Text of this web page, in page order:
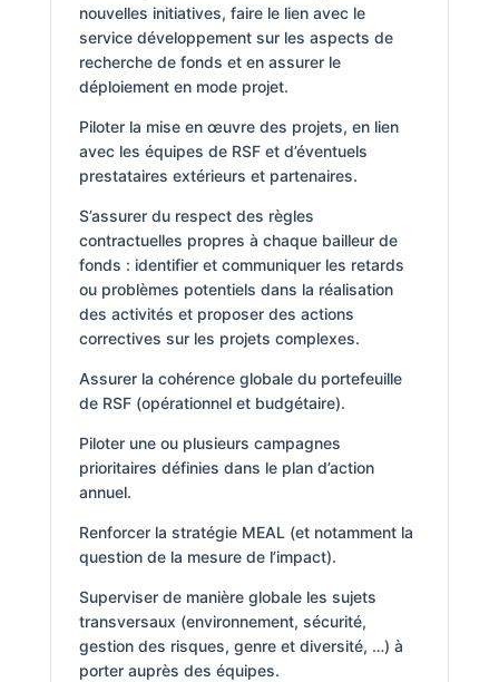
nouvelles initiatives, faire le lien avec le
service développement sur les aspects de
recherche de fonds et en assurer le
déploiement en mode projet.
Piloter la mise en œuvre des projets, en lien
avec les équipes de RSF et d’éventuels
prestataires extérieurs et partenaires.
S’assurer du respect des règles
contractuelles propres à chaque bailleur de
fonds : identifier et communiquer les retards
ou problèmes potentiels dans la réalisation
des activités et proposer des actions
correctives sur les projets complexes.
Assurer la cohérence globale du portefeuille
de RSF (opérationnel et budgétaire).
Piloter une ou plusieurs campagnes
prioritaires définies dans le plan d’action
annuel.
Renforcer la stratégie MEAL (et notamment la
question de la mesure de l’impact).
Superviser de manière globale les sujets
transversaux (environnement, sécurité,
gestion des risques, genre et diversité, …) à
porter auprès des équipes.